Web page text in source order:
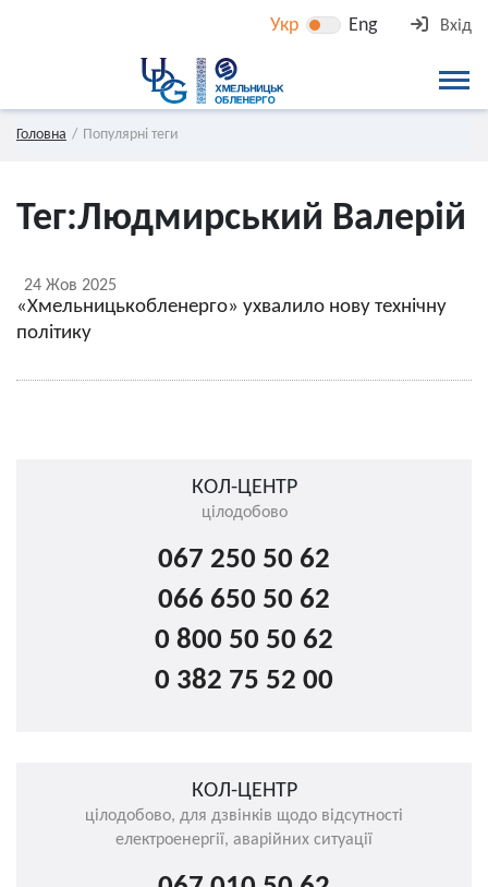
Укр Eng Вхід
Головна Популярні теги
Тег:Людмирський Валерій
24 Жов 2025
«Хмельницькобленерго» ухвалило нову технічну
політику
КОЛ-ЦЕНТР
цілодобово
067 250 50 62
066 650 50 62
0 800 50 50 62
0 382 75 52 00
КОЛ-ЦЕНТР
цілодобово, для дзвінків щодо відсутності
електроенергії, аварійних ситуації